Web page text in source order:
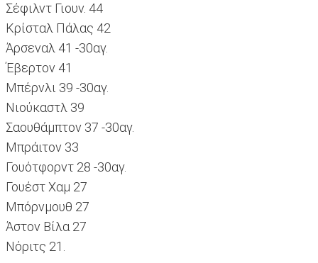
Σέφιλντ Γιουν. 44
Κρίσταλ Πάλας 42
Άρσεναλ 41 -30αγ.
Έβερτον 41
Μπέρνλι 39 -30αγ.
Νιούκαστλ 39
Σαουθάμπτον 37 -30αγ.
Μπράιτον 33
Γουότφορντ 28 -30αγ.
Γουέστ Χαμ 27
Μπόρνμουθ 27
Άστον Βίλα 27
Νόριτς 21.